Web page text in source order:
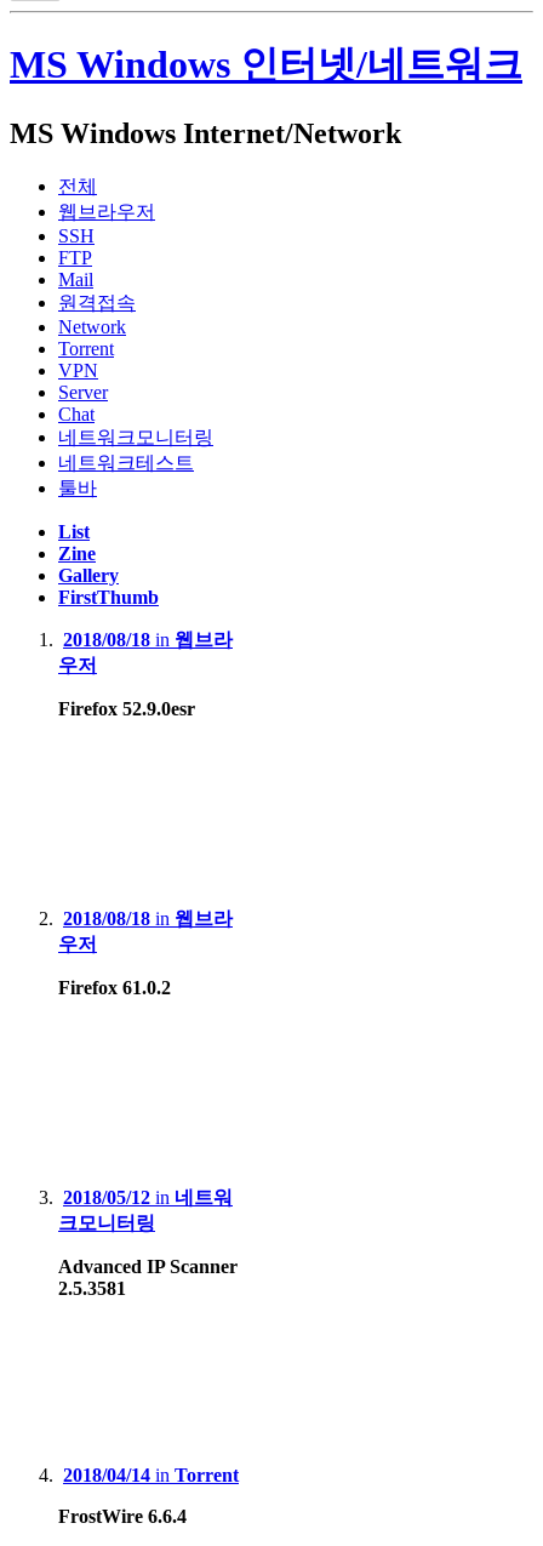
MS Windows 인터넷/네트워크
MS Windows Internet/Network
전체
웹브라우저
SSH
FTP
Mail
원격접속
Network
Torrent
VPN
Server
Chat
네트워크모니터링
네트워크테스트
툴바
List
Zine
Gallery
FirstThumb
2018/08/18 in 웹브라
우저
Firefox 52.9.0esr
2018/08/18 in 웹브라
우저
Firefox 61.0.2
2018/05/12 in 네트워
크모니터링
Advanced IP Scanner
2.5.3581
2018/04/14 in Torrent
FrostWire 6.6.4